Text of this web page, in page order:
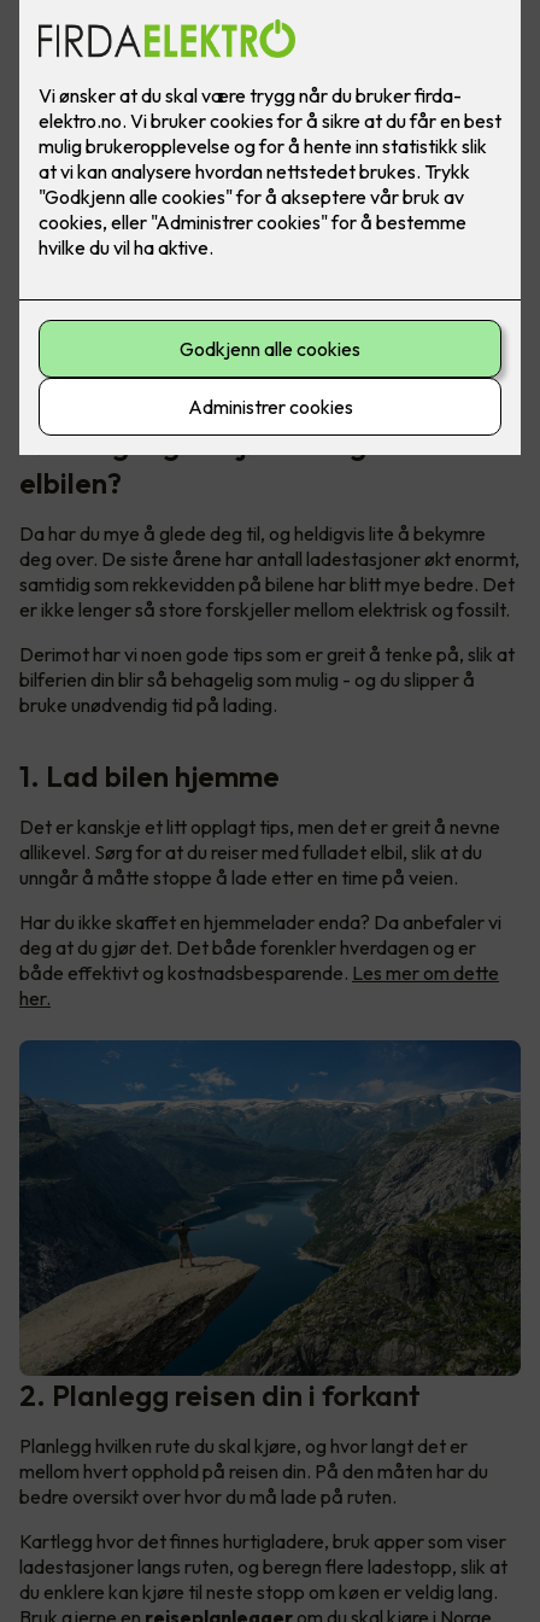
Skal du på norgesferie med elbil? Her er noen triks for å
forlenge rekkevidden, slik at du kan kjøre trollstigen uten
rekkeviddeangst.
Første gang du kjører langtur med
elbilen?
Da har du mye å glede deg til, og heldigvis lite å bekymre
deg over. De siste årene har antall ladestasjoner økt enormt,
samtidig som rekkevidden på bilene har blitt mye bedre. Det
er ikke lenger så store forskjeller mellom elektrisk og fossilt.
Derimot har vi noen gode tips som er greit å tenke på, slik at
bilferien din blir så behagelig som mulig - og du slipper å
bruke unødvendig tid på lading.
1. Lad bilen hjemme
Det er kanskje et litt opplagt tips, men det er greit å nevne
allikevel. Sørg for at du reiser med fulladet elbil, slik at du
unngår å måtte stoppe å lade etter en time på veien.
Har du ikke skaffet en hjemmelader enda? Da anbefaler vi
deg at du gjør det. Det både forenkler hverdagen og er
både effektivt og kostnadsbesparende. Les mer om dette
her.
2. Planlegg reisen din i forkant
Planlegg hvilken rute du skal kjøre, og hvor langt det er
mellom hvert opphold på reisen din. På den måten har du
bedre oversikt over hvor du må lade på ruten.
Kartlegg hvor det finnes hurtigladere, bruk apper som viser
ladestasjoner langs ruten, og beregn flere ladestopp, slik at
du enklere kan kjøre til neste stopp om køen er veldig lang.
Bruk gjerne en reiseplanlegger om du skal kjøre i Norge,